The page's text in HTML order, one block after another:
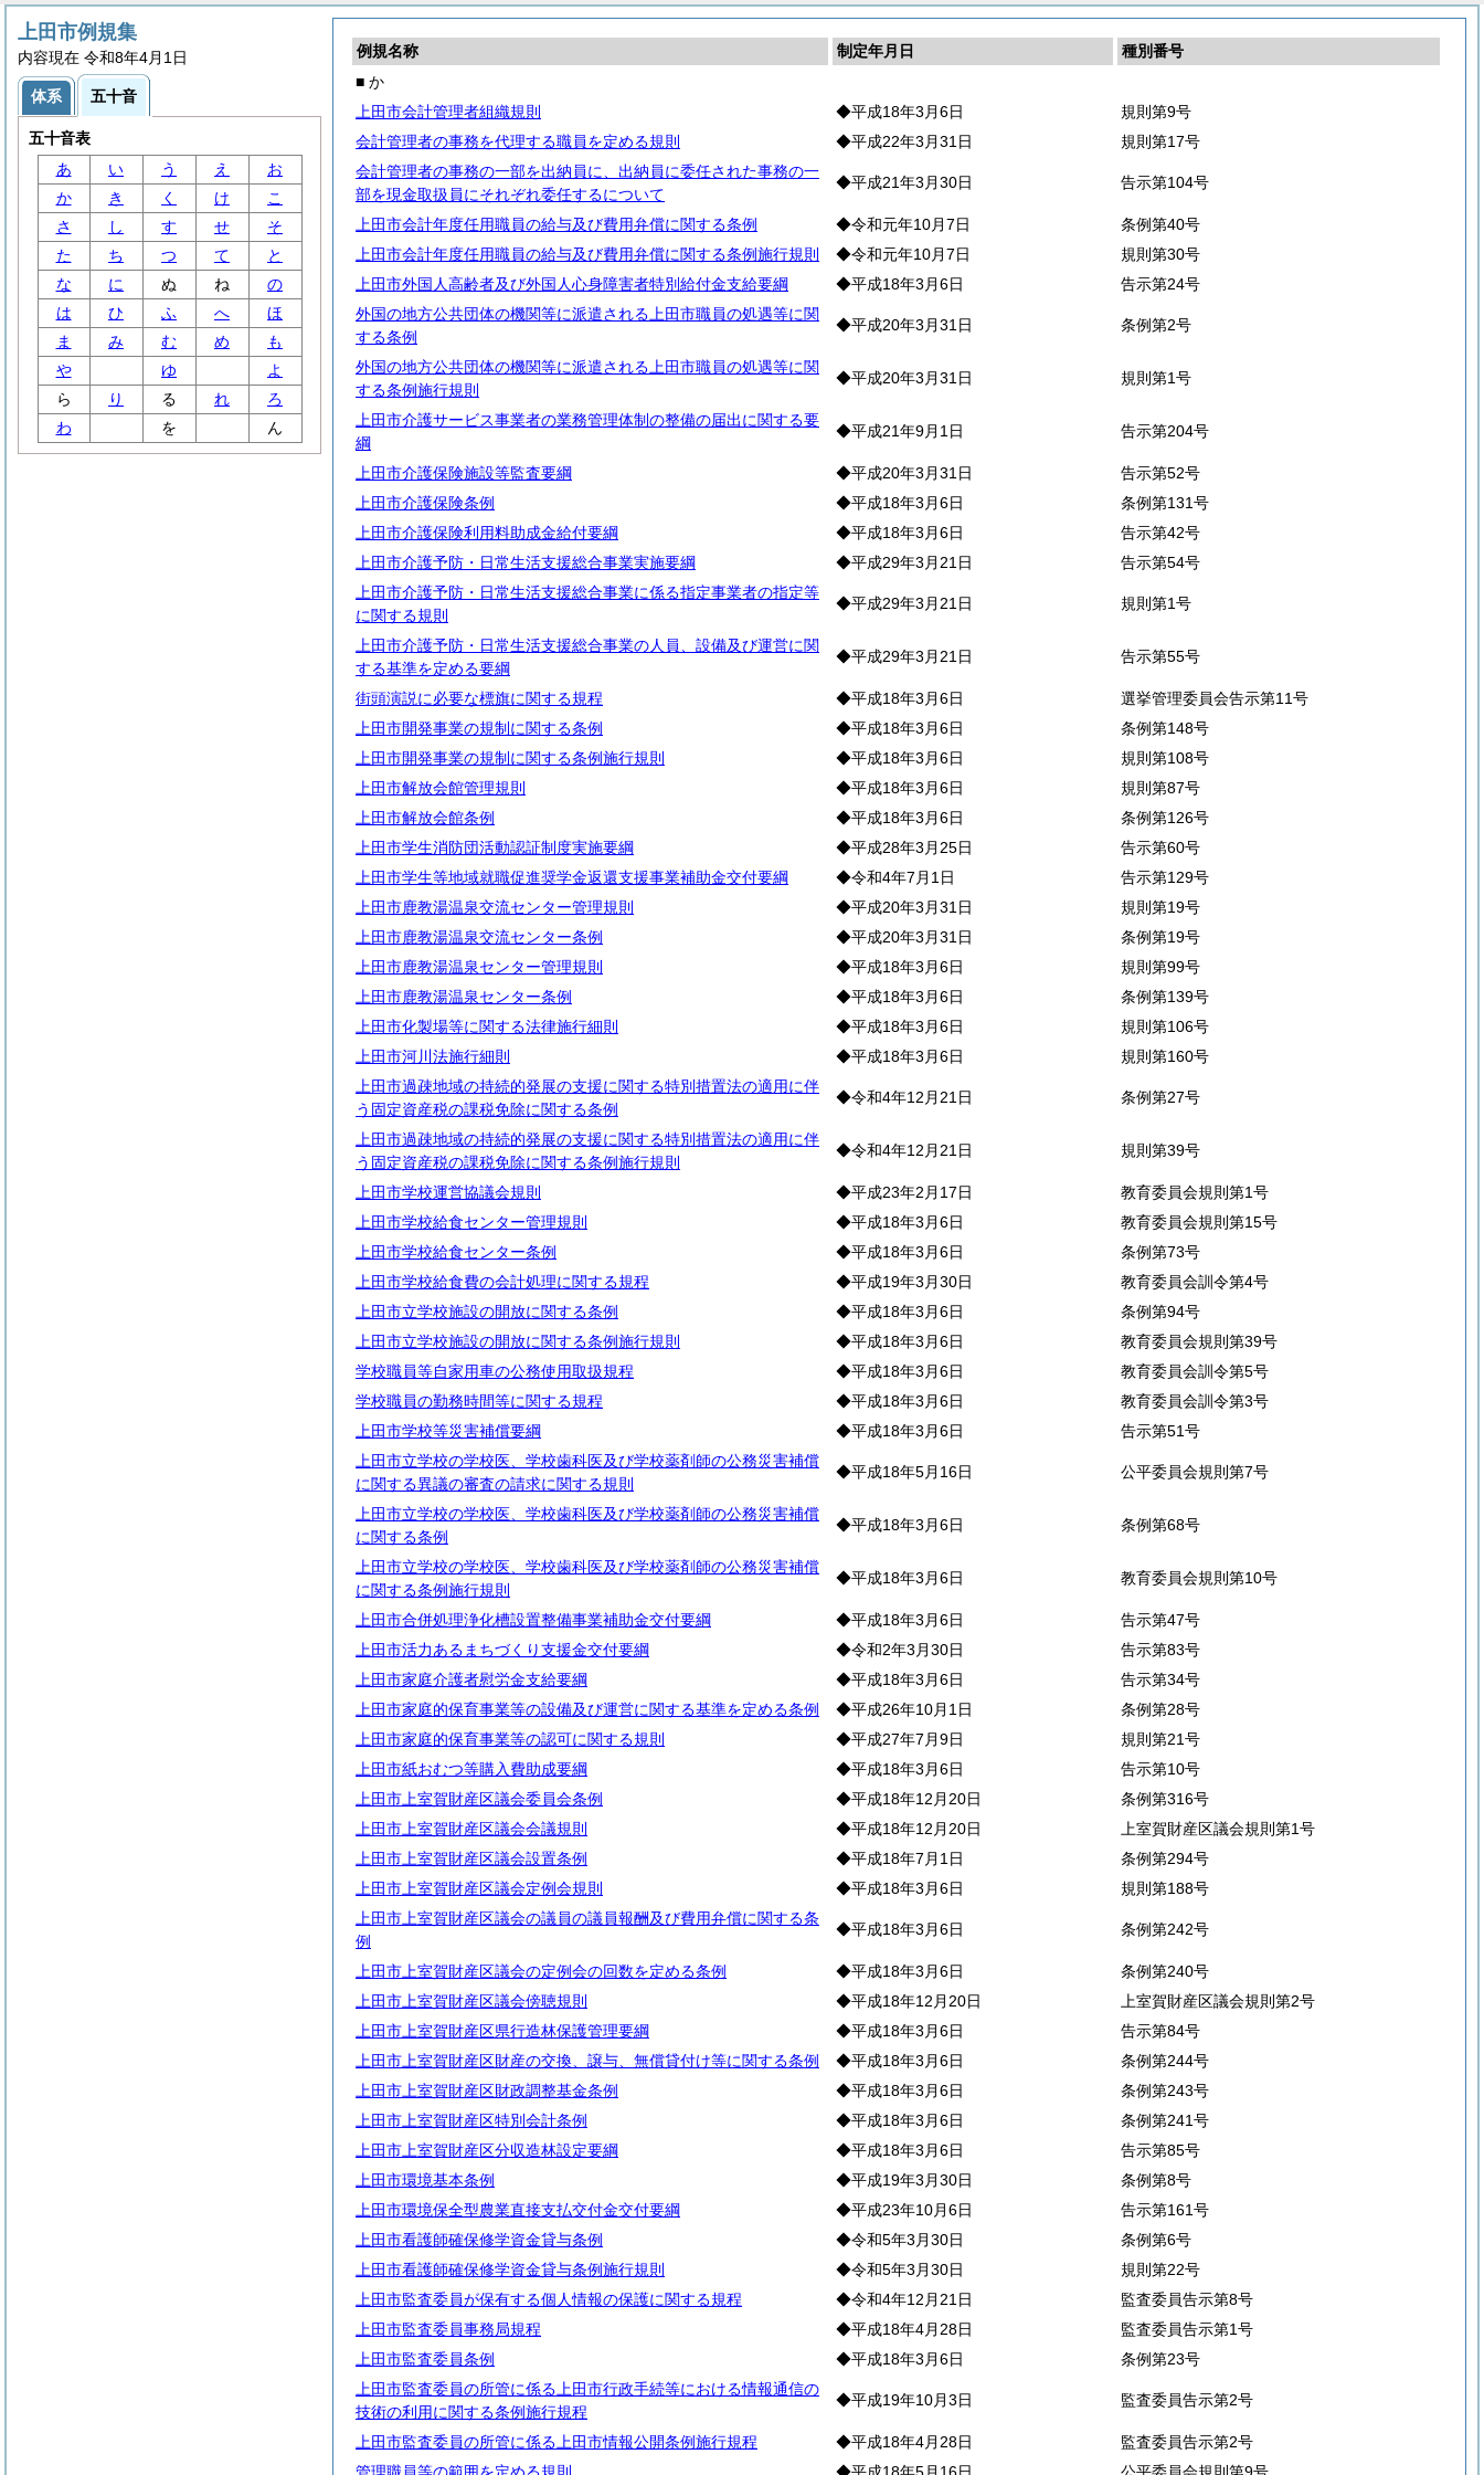
例規名称 制定年月日
種別番号
■ か
上田市会計管理者組織規則
◆平成18年3月6日
規則第9号
会計管理者の事務を代理する職員を定める規則
◆平成22年3月31日
規則第17号
会計管理者の事務の一部を出納員に、出納員に委任された事務の一
部を現金取扱員にそれぞれ委任するについて
◆平成21年3月30日 告示第104号
上田市会計年度任用職員の給与及び費用弁償に関する条例 ◆令和元年10月7日
条例第40号
上田市会計年度任用職員の給与及び費用弁償に関する条例施行規則
◆令和元年10月7日
規則第30号
上田市外国人高齢者及び外国人心身障害者特別給付金支給要綱
◆平成18年3月6日
告示第24号
外国の地方公共団体の機関等に派遣される上田市職員の処遇等に関
する条例
◆平成20年3月31日 条例第2号
外国の地方公共団体の機関等に派遣される上田市職員の処遇等に関
する条例施行規則
◆平成20年3月31日 規則第1号
上田市介護サービス事業者の業務管理体制の整備の届出に関する要
綱
◆平成21年9月1日 告示第204号
上田市介護保険施設等監査要綱 ◆平成20年3月31日
告示第52号
上田市介護保険条例
◆平成18年3月6日
条例第131号
上田市介護保険利用料助成金給付要綱
◆平成18年3月6日
告示第42号
上田市介護予防・日常生活支援総合事業実施要綱
◆平成29年3月21日
告示第54号
上田市介護予防・日常生活支援総合事業に係る指定事業者の指定等
に関する規則
◆平成29年3月21日 規則第1号
上田市介護予防・日常生活支援総合事業の人員、設備及び運営に関
する基準を定める要綱
◆平成29年3月21日 告示第55号
街頭演説に必要な標旗に関する規程 ◆平成18年3月6日
選挙管理委員会告示第11号
上田市開発事業の規制に関する条例
◆平成18年3月6日
条例第148号
上田市開発事業の規制に関する条例施行規則
◆平成18年3月6日
規則第108号
上田市解放会館管理規則
◆平成18年3月6日
規則第87号
上田市解放会館条例
◆平成18年3月6日
条例第126号
上田市学生消防団活動認証制度実施要綱
◆平成28年3月25日
告示第60号
上田市学生等地域就職促進奨学金返還支援事業補助金交付要綱
◆令和4年7月1日
告示第129号
上田市鹿教湯温泉交流センター管理規則
◆平成20年3月31日
規則第19号
上田市鹿教湯温泉交流センター条例
◆平成20年3月31日
条例第19号
上田市鹿教湯温泉センター管理規則
◆平成18年3月6日
規則第99号
上田市鹿教湯温泉センター条例
◆平成18年3月6日
条例第139号
上田市化製場等に関する法律施行細則
◆平成18年3月6日
規則第106号
上田市河川法施行細則
◆平成18年3月6日
規則第160号
上田市過疎地域の持続的発展の支援に関する特別措置法の適用に伴
う固定資産税の課税免除に関する条例
◆令和4年12月21日 条例第27号
上田市過疎地域の持続的発展の支援に関する特別措置法の適用に伴
う固定資産税の課税免除に関する条例施行規則
◆令和4年12月21日 規則第39号
上田市学校運営協議会規則 ◆平成23年2月17日
教育委員会規則第1号
上田市学校給食センター管理規則
◆平成18年3月6日
教育委員会規則第15号
上田市学校給食センター条例
◆平成18年3月6日
条例第73号
上田市学校給食費の会計処理に関する規程
◆平成19年3月30日
教育委員会訓令第4号
上田市立学校施設の開放に関する条例
◆平成18年3月6日
条例第94号
上田市立学校施設の開放に関する条例施行規則
◆平成18年3月6日
教育委員会規則第39号
学校職員等自家用車の公務使用取扱規程
◆平成18年3月6日
教育委員会訓令第5号
学校職員の勤務時間等に関する規程
◆平成18年3月6日
教育委員会訓令第3号
上田市学校等災害補償要綱
◆平成18年3月6日
告示第51号
上田市立学校の学校医、学校歯科医及び学校薬剤師の公務災害補償
に関する異議の審査の請求に関する規則
◆平成18年5月16日 公平委員会規則第7号
上田市立学校の学校医、学校歯科医及び学校薬剤師の公務災害補償
に関する条例
◆平成18年3月6日 条例第68号
上田市立学校の学校医、学校歯科医及び学校薬剤師の公務災害補償
に関する条例施行規則
◆平成18年3月6日 教育委員会規則第10号
上田市合併処理浄化槽設置整備事業補助金交付要綱 ◆平成18年3月6日
告示第47号
上田市活力あるまちづくり支援金交付要綱
◆令和2年3月30日
告示第83号
上田市家庭介護者慰労金支給要綱
◆平成18年3月6日
告示第34号
上田市家庭的保育事業等の設備及び運営に関する基準を定める条例
◆平成26年10月1日
条例第28号
上田市家庭的保育事業等の認可に関する規則
◆平成27年7月9日
規則第21号
上田市紙おむつ等購入費助成要綱
◆平成18年3月6日
告示第10号
上田市上室賀財産区議会委員会条例
◆平成18年12月20日
条例第316号
上田市上室賀財産区議会会議規則
◆平成18年12月20日
上室賀財産区議会規則第1号
上田市上室賀財産区議会設置条例
◆平成18年7月1日
条例第294号
上田市上室賀財産区議会定例会規則
◆平成18年3月6日
規則第188号
上田市上室賀財産区議会の議員の議員報酬及び費用弁償に関する条
例
◆平成18年3月6日 条例第242号
上田市上室賀財産区議会の定例会の回数を定める条例 ◆平成18年3月6日
条例第240号
上田市上室賀財産区議会傍聴規則
◆平成18年12月20日
上室賀財産区議会規則第2号
上田市上室賀財産区県行造林保護管理要綱
◆平成18年3月6日
告示第84号
上田市上室賀財産区財産の交換、譲与、無償貸付け等に関する条例
◆平成18年3月6日
条例第244号
上田市上室賀財産区財政調整基金条例
◆平成18年3月6日
条例第243号
上田市上室賀財産区特別会計条例
◆平成18年3月6日
条例第241号
上田市上室賀財産区分収造林設定要綱
◆平成18年3月6日
告示第85号
上田市環境基本条例
◆平成19年3月30日
条例第8号
上田市環境保全型農業直接支払交付金交付要綱
◆平成23年10月6日
告示第161号
上田市看護師確保修学資金貸与条例
◆令和5年3月30日
条例第6号
上田市看護師確保修学資金貸与条例施行規則
◆令和5年3月30日
規則第22号
上田市監査委員が保有する個人情報の保護に関する規程
◆令和4年12月21日
監査委員告示第8号
上田市監査委員事務局規程
◆平成18年4月28日
監査委員告示第1号
上田市監査委員条例
◆平成18年3月6日
条例第23号
上田市監査委員の所管に係る上田市行政手続等における情報通信の
技術の利用に関する条例施行規程
◆平成19年10月3日 監査委員告示第2号
上田市監査委員の所管に係る上田市情報公開条例施行規程 ◆平成18年4月28日
監査委員告示第2号
上田市例規集
内容現在 令和8年4月1日
体系 五十音
五十音表
あ
い う え
お
か
き く け
こ
さ
し す せ
そ
た
ち つ て
と
な
に ぬ ね
の
は
ひ ふ へ
ほ
ま
み む め
も
や
ゆ
よ
ら
り る れ
ろ
わ
を ん